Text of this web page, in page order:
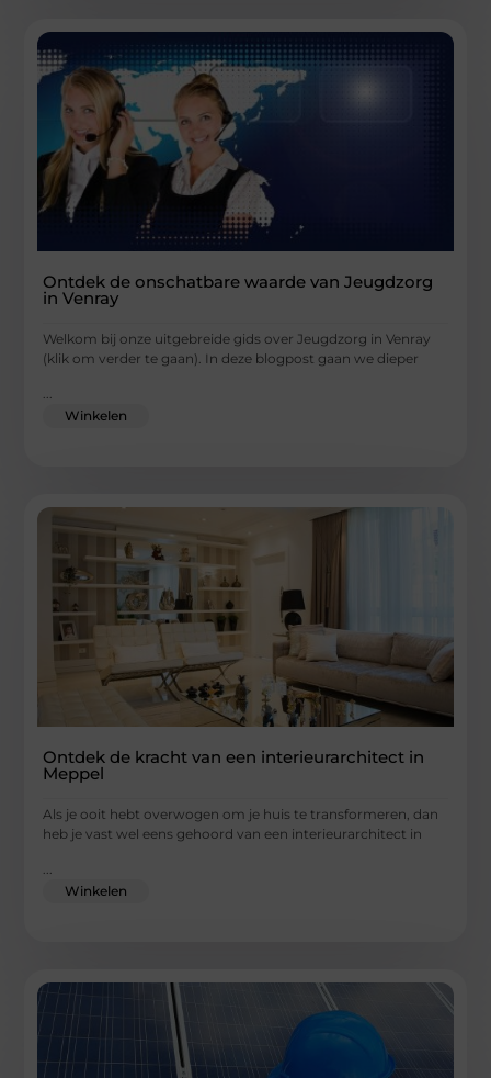
Ontdek de onschatbare waarde van Jeugdzorg
in Venray
Welkom bij onze uitgebreide gids over Jeugdzorg in Venray
(klik om verder te gaan). In deze blogpost gaan we dieper
...
Winkelen
Ontdek de kracht van een interieurarchitect in
Meppel
Als je ooit hebt overwogen om je huis te transformeren, dan
heb je vast wel eens gehoord van een interieurarchitect in
...
Winkelen